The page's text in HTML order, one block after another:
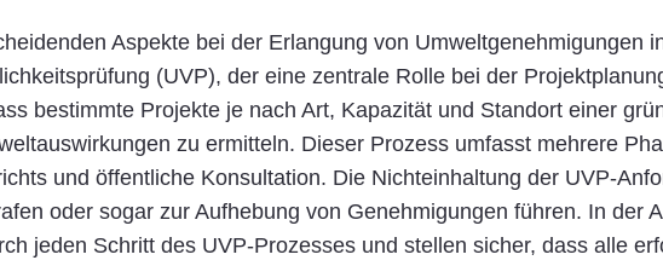
Aspekte bei der Erlangung von Umweltgenehmigungen
(UVP), der eine zentrale Rolle bei der
bestimmte Projekte je nach Art, Kapazität und Standort einer
zu ermitteln. Dieser Prozess umfasst mehrere
und öffentliche Konsultation. Die Nichteinhaltung der UVP-
oder sogar zur Aufhebung von Genehmigungen führen. In der
jeden Schritt des UVP-Prozesses und stellen sicher, dass alle